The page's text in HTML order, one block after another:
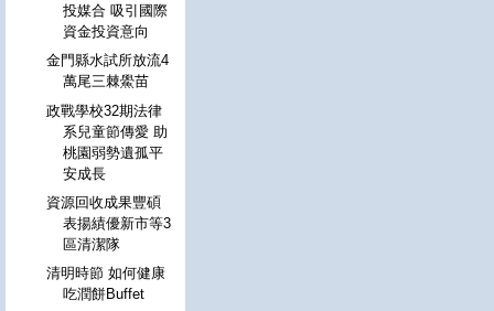
投媒合 吸引國際
資金投資意向
金門縣水試所放流4
萬尾三棘鱟苗
政戰學校32期法律
系兒童節傳愛 助
桃園弱勢遺孤平
安成長
資源回收成果豐碩
表揚績優新市等3
區清潔隊
清明時節 如何健康
吃潤餅Buffet